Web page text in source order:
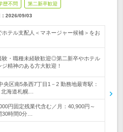
歴不問 第二新卒歓迎
2026/09/03
ホテル支配人＜マネージャー候補＞をお
・職種未経験歓迎◎第二新卒やホテル
精神のある方大歓迎！
央区南5条西7丁目1－2 勤務地最寄駅：
海道札幌…
円固定残業代含む／月：40,900円～
30時間0分…